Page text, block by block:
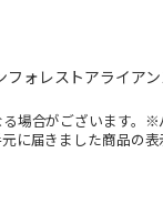
ォレストアライア
場合がございます。
に届きました商品の